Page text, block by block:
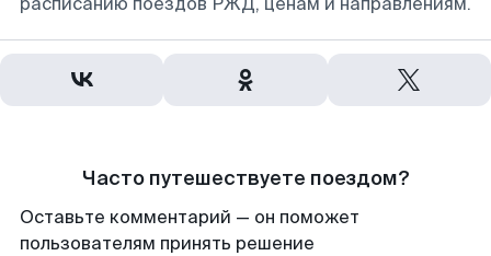
Часто путешествуете поездом?
Оставьте комментарий — он поможет
пользователям принять решение